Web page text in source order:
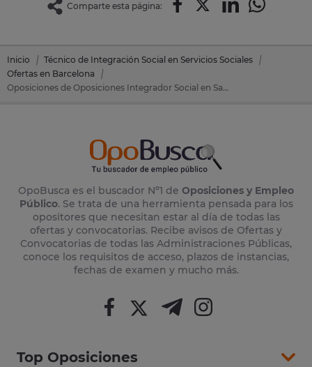
Comparte esta página:
Inicio
Técnico de Integración Social en Servicios Sociales
Ofertas en Barcelona
Oposiciones de Oposiciones Integrador Social en Santa Eulalia De Ronçana (Barcelona)
OpoBusca es el buscador Nº1 de Oposiciones y Empleo
Público. Se trata de una herramienta pensada para los
opositores que necesitan estar al día de todas las
ofertas y convocatorias. Recibe avisos de Ofertas y
Convocatorias de todas las Administraciones Públicas,
conoce los requisitos de acceso, plazos de instancias,
fechas de examen y mucho más.
Top Oposiciones